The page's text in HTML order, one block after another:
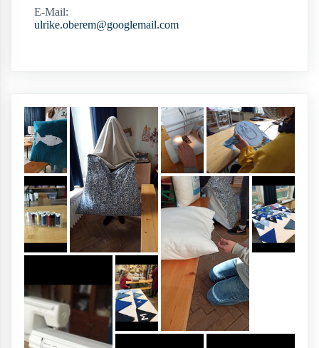
E-Mail:
ulrike.oberem@googlemail.com